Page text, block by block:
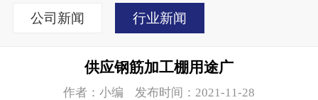
公司新闻 行业新闻
供应钢筋加工棚用途广
作者：小编 发布时间：2021-11-28